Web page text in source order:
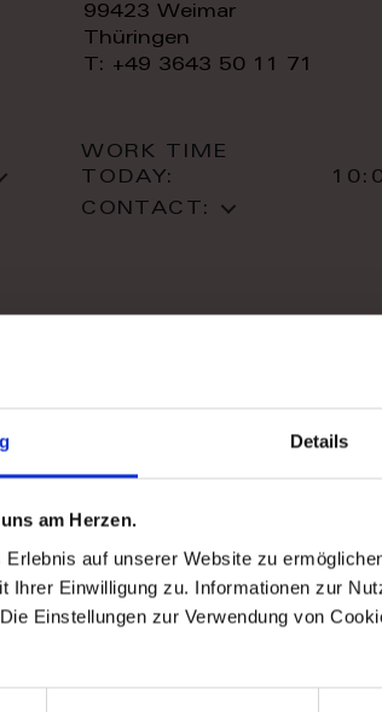
Details
am Herzen.
Erlebnis auf unserer Website zu
Ihrer Einwilligung zu. Informationen zur
Einstellungen zur Verwendung von
99423 Weimar
Thüringen
T: +49 3643 50 11 71
WORK TIME
TODAY:
CONTACT:
Kiev
WORK TIME
CONTACT: